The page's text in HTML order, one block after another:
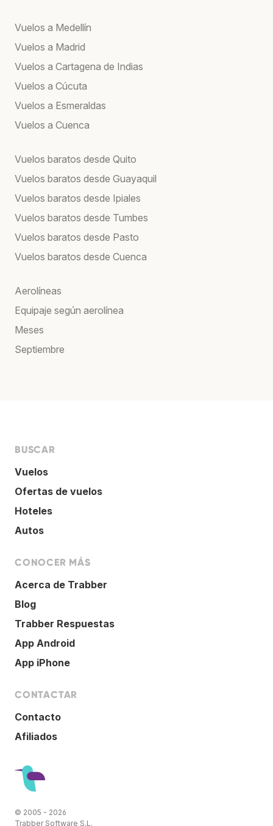
Vuelos a Medellín
Vuelos a Madrid
Vuelos a Cartagena de Indias
Vuelos a Cúcuta
Vuelos a Esmeraldas
Vuelos a Cuenca
Vuelos baratos desde Quito
Vuelos baratos desde Guayaquil
Vuelos baratos desde Ipiales
Vuelos baratos desde Tumbes
Vuelos baratos desde Pasto
Vuelos baratos desde Cuenca
Aerolíneas
Equipaje según aerolínea
Meses
Septiembre
BUSCAR
Vuelos
Ofertas de vuelos
Hoteles
Autos
CONOCER MÁS
Acerca de Trabber
Blog
Trabber Respuestas
App Android
App iPhone
CONTACTAR
Contacto
Afiliados
© 2005 - 2026
Trabber Software S.L.